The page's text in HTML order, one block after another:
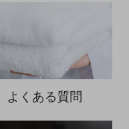
よくある質問